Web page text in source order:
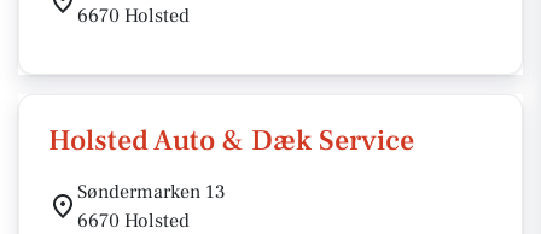
6670 Holsted
Holsted Auto & Dæk Service
Søndermarken 13
6670 Holsted